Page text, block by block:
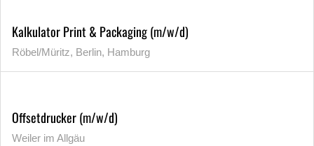
Kalkulator Print & Packaging (m/w/d)
Röbel/Müritz, Berlin, Hamburg
Offsetdrucker (m/w/d)
Weiler im Allgäu